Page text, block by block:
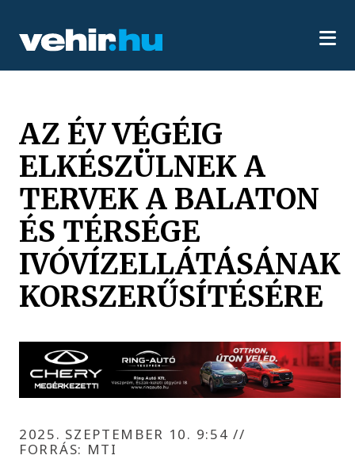
AZ ÉV VÉGÉIG
ELKÉSZÜLNEK A
TERVEK A BALATON
ÉS TÉRSÉGE
IVÓVÍZELLÁTÁSÁNAK
KORSZERŰSÍTÉSÉRE
2025. SZEPTEMBER 10. 9:54//
FORRÁS: MTI